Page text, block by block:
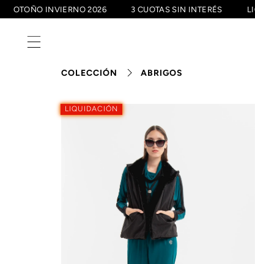
OTOÑO INVIERNO 2026 3 CUOTAS SIN INTERÉS
COLECCIÓN ABRIGOS
LIQUIDACIÓN